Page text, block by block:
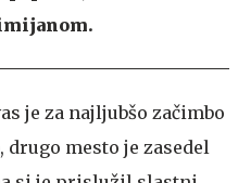
.
je za najljubšo začimbo
, drugo mesto je zasedel